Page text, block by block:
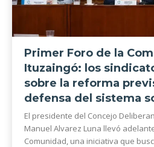
Primer Foro de la
Ituzaingó: los
sobre la reforma
defensa del sistema
El presidente del Concejo
Manuel Alvarez Luna llevó
Comunidad, una iniciativa que